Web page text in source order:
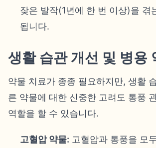
잦은 발작(1년에 한 번 이상)을 겪
됩니다.
생활 습관 개선 및 병용
약물 치료가 종종 필요하지만, 생활
른 약물에 대한 신중한 고려도 통풍
역할을 할 수 있습니다.
고혈압 약물: 고혈압과 통풍을 모